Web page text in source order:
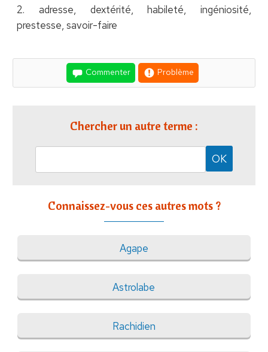
2. adresse, dextérité, habileté, ingéniosité,
prestesse, savoir-faire
Commenter Problème
Chercher un autre terme :
Connaissez-vous ces autres mots ?
Agape
Astrolabe
Rachidien